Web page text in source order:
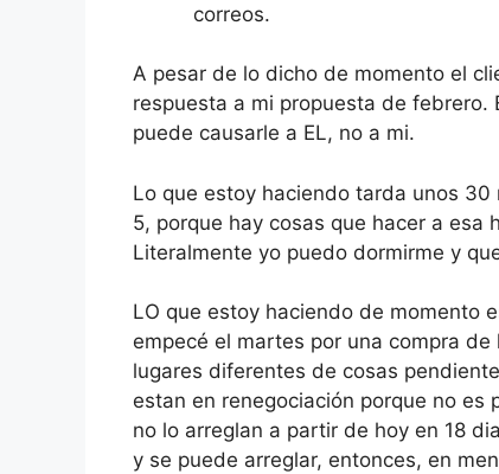
correos.
A pesar de lo dicho de momento el
respuesta a mi propuesta de febrero.
puede causarle a EL, no a mi.
Lo que estoy haciendo tarda unos
5, porque hay cosas que hacer a esa
Literalmente yo puedo dormirme y
LO que estoy haciendo de momento
empecé el martes por una compra
lugares diferentes de cosas
estan en renegociación porque no es
no lo arreglan a partir de hoy en 18
y se puede arreglar, entonces, en